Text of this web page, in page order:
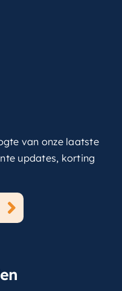
van onze laatste
updates, korting